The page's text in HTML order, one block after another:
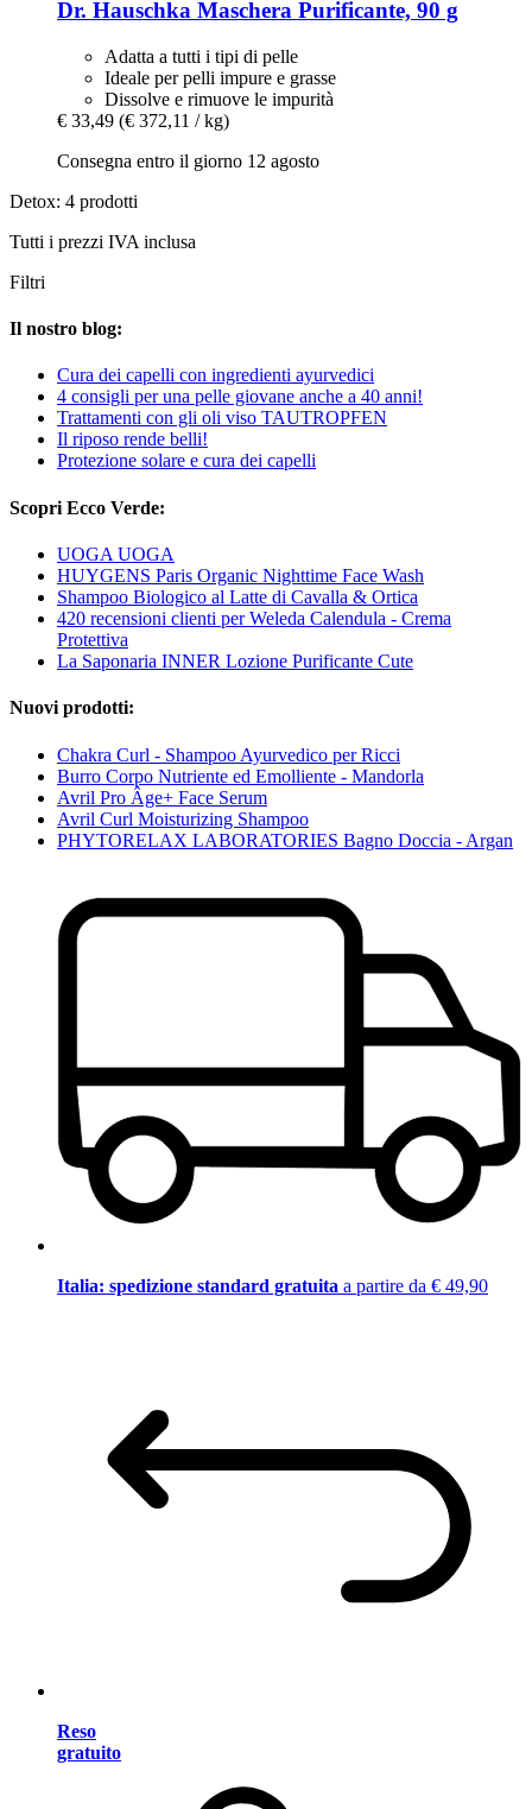
Dr. Hauschka Maschera Purificante, 90 g
Adatta a tutti i tipi di pelle
Ideale per pelli impure e grasse
Dissolve e rimuove le impurità
€ 33,49 (€ 372,11 / kg)
Consegna entro il giorno 12 agosto
Detox: 4 prodotti
Tutti i prezzi IVA inclusa
Filtri
Il nostro blog:
Cura dei capelli con ingredienti ayurvedici
4 consigli per una pelle giovane anche a 40 anni!
Trattamenti con gli oli viso TAUTROPFEN
Il riposo rende belli!
Protezione solare e cura dei capelli
Scopri Ecco Verde:
UOGA UOGA
HUYGENS Paris Organic Nighttime Face Wash
Shampoo Biologico al Latte di Cavalla & Ortica
420 recensioni clienti per Weleda Calendula - Crema
Protettiva
La Saponaria INNER Lozione Purificante Cute
Nuovi prodotti:
Chakra Curl - Shampoo Ayurvedico per Ricci
Burro Corpo Nutriente ed Emolliente - Mandorla
Avril Pro Âge+ Face Serum
Avril Curl Moisturizing Shampoo
PHYTORELAX LABORATORIES Bagno Doccia - Argan
Italia: spedizione standard gratuita a partire da € 49,90
Reso
gratuito